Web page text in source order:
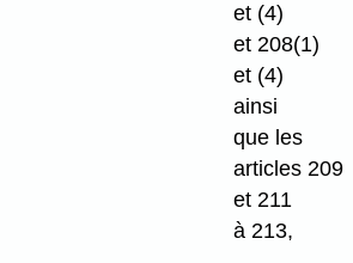
et (4)
et 208(1)
et (4)
ainsi
que les
articles 209
et 211
à 213,